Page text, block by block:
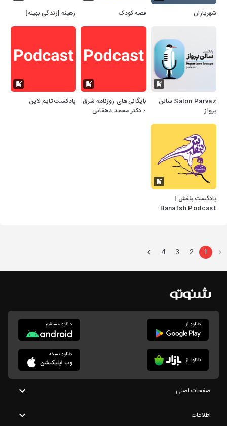
شهریاران قصه کودک زهینه [زندگی بهینه]
Salon Parvaz سالن
پرواز
بایگانی‌های روزنامه شرق
- دکتر محمد دهقانی
پادکست تایم لاین
پادکست بنفش |
Banafsh Podcast
1
2
3
4
صفحات اصلی
اطلاعات